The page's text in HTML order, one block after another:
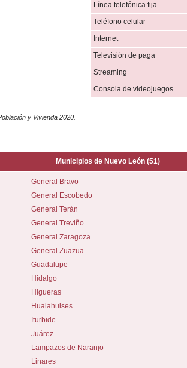
Línea telefónica fija
Teléfono celular
Internet
Televisión de paga
Streaming
Consola de videojuegos
y Vivienda 2020.
Municipios de Nuevo León (51)
General Bravo
General Escobedo
General Terán
General Treviño
General Zaragoza
General Zuazua
Guadalupe
Hidalgo
Higueras
Hualahuises
Iturbide
Juárez
Lampazos de Naranjo
Linares